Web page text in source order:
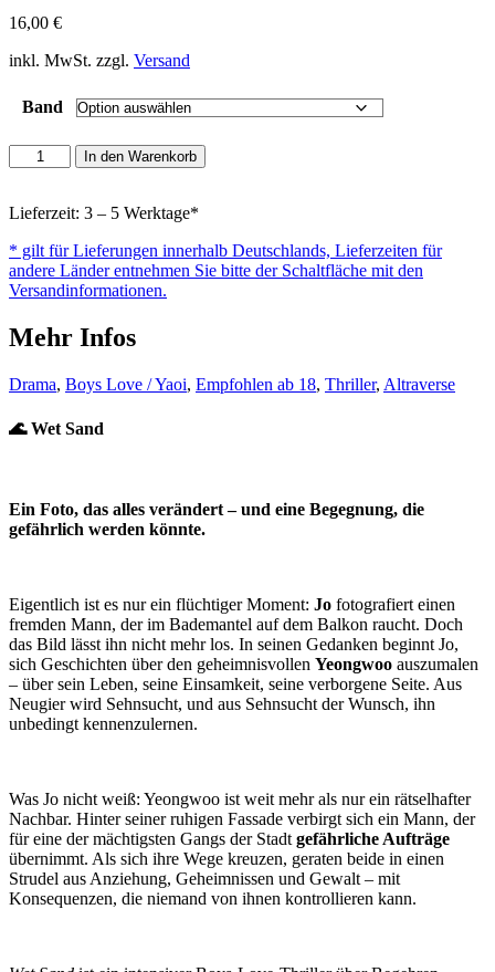
16,00 €
inkl. MwSt. zzgl. Versand
Band
Sand
In den Warenkorb
Lieferzeit: 3 – 5 Werktage*
* gilt für Lieferungen innerhalb Deutschlands, Lieferzeiten für
andere Länder entnehmen Sie bitte der Schaltfläche mit den
Versandinformationen.
Mehr Infos
Drama, Boys Love / Yaoi, Empfohlen ab 18, Thriller, Altraverse
🌊 Wet Sand
Ein Foto, das alles verändert – und eine Begegnung, die
gefährlich werden könnte.
Eigentlich ist es nur ein flüchtiger Moment: Jo fotografiert einen
fremden Mann, der im Bademantel auf dem Balkon raucht. Doch
das Bild lässt ihn nicht mehr los. In seinen Gedanken beginnt Jo,
sich Geschichten über den geheimnisvollen Yeongwoo auszumalen
– über sein Leben, seine Einsamkeit, seine verborgene Seite. Aus
Neugier wird Sehnsucht, und aus Sehnsucht der Wunsch, ihn
unbedingt kennenzulernen.
Was Jo nicht weiß: Yeongwoo ist weit mehr als nur ein rätselhafter
Nachbar. Hinter seiner ruhigen Fassade verbirgt sich ein Mann, der
für eine der mächtigsten Gangs der Stadt gefährliche Aufträge
übernimmt. Als sich ihre Wege kreuzen, geraten beide in einen
Strudel aus Anziehung, Geheimnissen und Gewalt – mit
Konsequenzen, die niemand von ihnen kontrollieren kann.